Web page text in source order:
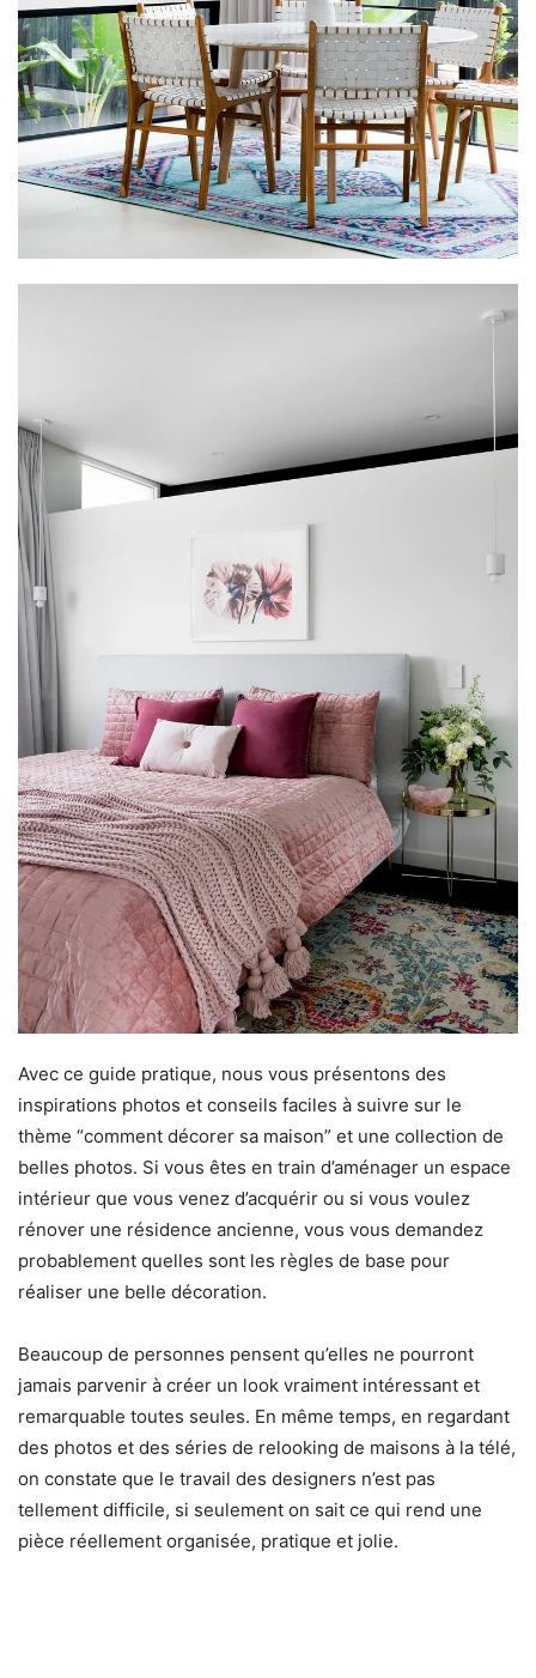
Avec ce guide pratique, nous vous présentons des
inspirations photos et conseils faciles à suivre sur le
thème “comment décorer sa maison” et une collection de
belles photos. Si vous êtes en train d’aménager un espace
intérieur que vous venez d’acquérir ou si vous voulez
rénover une résidence ancienne, vous vous demandez
probablement quelles sont les règles de base pour
réaliser une belle décoration.
Beaucoup de personnes pensent qu’elles ne pourront
jamais parvenir à créer un look vraiment intéressant et
remarquable toutes seules. En même temps, en regardant
des photos et des séries de relooking de maisons à la télé,
on constate que le travail des designers n’est pas
tellement difficile, si seulement on sait ce qui rend une
pièce réellement organisée, pratique et jolie.